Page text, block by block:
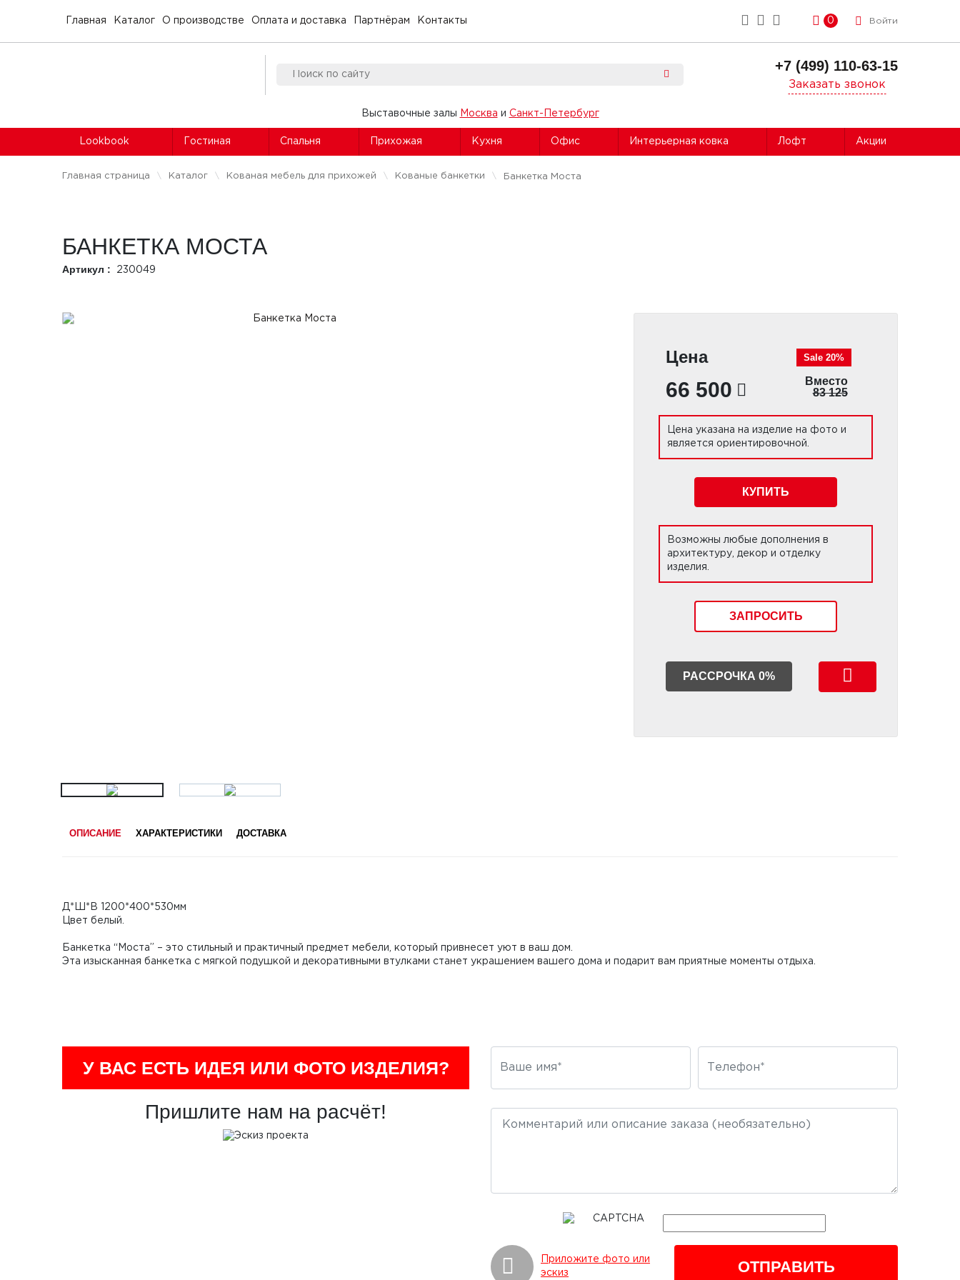
Главная Каталог О производстве Оплата и доставка Партнёрам Контакты 0 Войти
+7 (499) 110-63-15
Заказать звонок
Выставочные залы Москва и Санкт-Петербург
Lookbook Гостиная Спальня Прихожая Кухня Офис Интерьерная ковка Лофт Акции
Главная страница Каталог Кованая мебель для прихожей Кованые банкетки Банкетка Моста
БАНКЕТКА МОСТА
Артикул : 230049
Цена
66 500
Sale 20%
Вместо
83 125
Цена указана на изделие на фото и
является ориентировочной.
КУПИТЬ
Возможны любые дополнения в
архитектуру, декор и отделку
изделия.
ЗАПРОСИТЬ
РАССРОЧКА 0%
ОПИСАНИЕ ХАРАКТЕРИСТИКИ ДОСТАВКА
Д*Ш*В 1200*400*530мм
Цвет белый.
Банкетка “Моста” – это стильный и практичный предмет мебели, который привнесет уют в ваш дом.
Эта изысканная банкетка с мягкой подушкой и декоративными втулками станет украшением вашего дома и подарит вам приятные моменты отдыха.
У ВАС ЕСТЬ ИДЕЯ ИЛИ ФОТО ИЗДЕЛИЯ?
Пришлите нам на расчёт!
Приложите фото или
эскиз